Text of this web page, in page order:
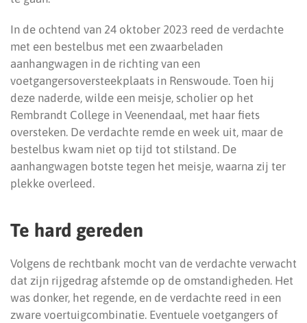
In de ochtend van 24 oktober 2023 reed de verdachte
met een bestelbus met een zwaarbeladen
aanhangwagen in de richting van een
voetgangersoversteekplaats in Renswoude. Toen hij
deze naderde, wilde een meisje, scholier op het
Rembrandt College in Veenendaal, met haar fiets
oversteken. De verdachte remde en week uit, maar de
bestelbus kwam niet op tijd tot stilstand. De
aanhangwagen botste tegen het meisje, waarna zij ter
plekke overleed.
Te hard gereden
Volgens de rechtbank mocht van de verdachte verwacht
dat zijn rijgedrag afstemde op de omstandigheden. Het
was donker, het regende, en de verdachte reed in een
zware voertuigcombinatie. Eventuele voetgangers of